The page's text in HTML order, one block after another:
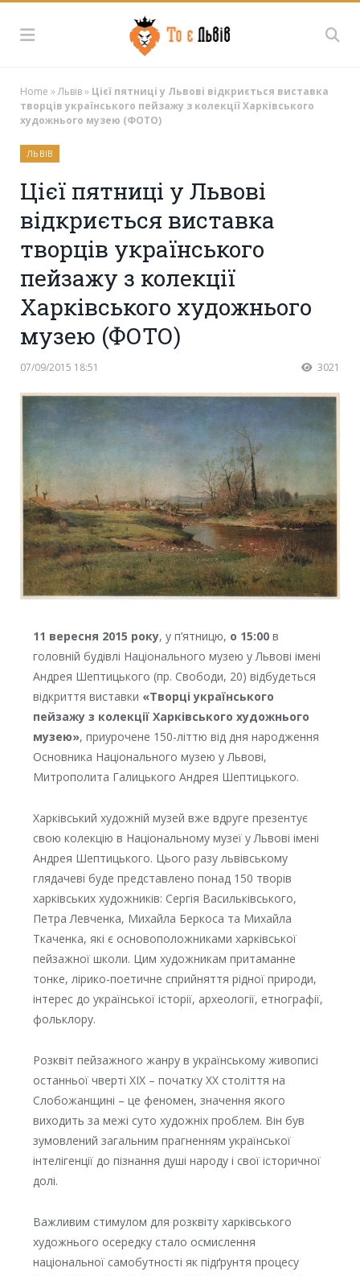
Home »Львів» Цієї пятниці у Львові відкриється виставка
творців українського пейзажу з колекції Харківського
художнього музею (ФОТО)
ЛЬВІВ
Цієї пятниці у Львові
відкриється виставка
творців українського
пейзажу з колекції
Харківського художнього
музею (ФОТО)
07/09/2015 18:51 3021
11 вересня 2015 року, у п’ятницю, о 15:00в
головній будівлі Національного музею у Львові імені
Андрея Шептицького (пр. Свободи, 20) відбудеться
відкриття виставки «Творці українського
пейзажу з колекції Харківського художнього
музею», приурочене 150-літтю від дня народження
Основника Національного музею у Львові,
Митрополита Галицького Андрея Шептицького.
Харківський художній музей вже вдруге презентує
свою колекцію в Національному музеї у Львові імені
Андрея Шептицького. Цього разу львівському
глядачеві буде представлено понад 150 творів
харківських художників: Сергія Васильківського,
Петра Левченка, Михайла Беркоса та Михайла
Ткаченка, які є основоположниками харківської
пейзажної школи. Цим художникам притаманне
тонке, лірико-поетичне сприйняття рідної природи,
інтерес до української історії, археології, етнографії,
фольклору.
Розквіт пейзажного жанру в українському живописі
останньої чверті XIX – початку XX століття на
Слобожанщині – це феномен, значення якого
виходить за межі суто художніх проблем. Він був
зумовлений загальним прагненням української
інтелігенції до пізнання душі народу і свої історичної
долі.
Важливим стимулом для розквіту харківського
художнього осередку стало осмислення
національної самобутності як підґрунтя процесу